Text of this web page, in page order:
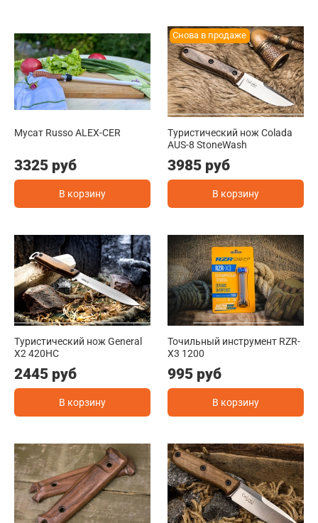
Мусат Russo ALEX-CER
3325 руб
В корзину
Снова в продаже
Туристический нож Colada
AUS-8 StoneWash
3985 руб
В корзину
Туристический нож General
X2 420HC
2445 руб
В корзину
Точильный инструмент RZR-
X3 1200
995 руб
В корзину